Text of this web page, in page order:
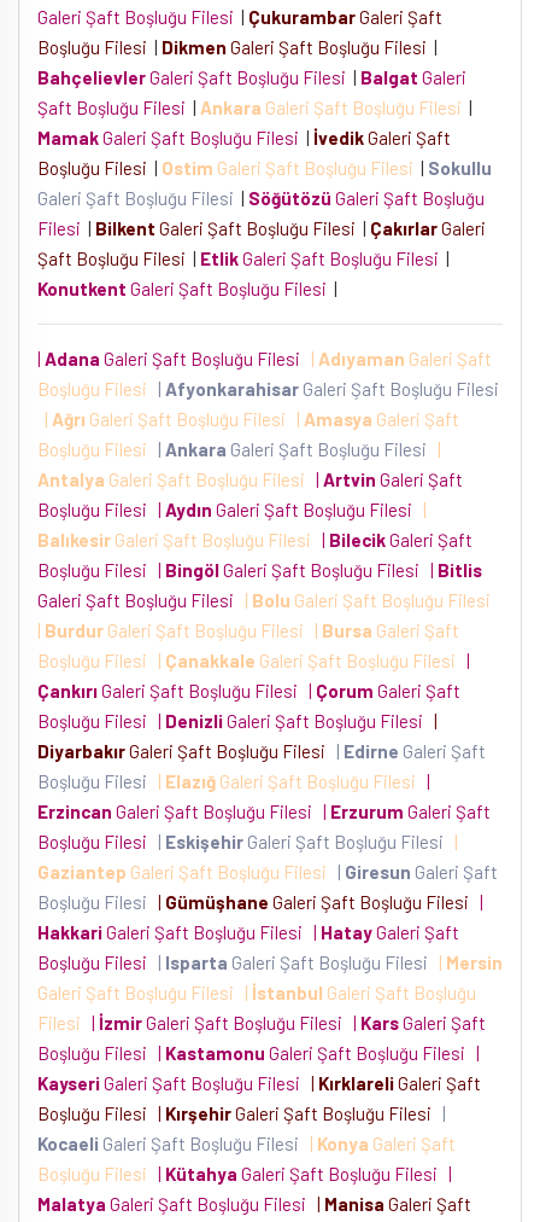
Galeri Şaft Boşluğu Filesi | ÇukurambarGaleri Şaft
Boşluğu Filesi | Dikmen Galeri Şaft Boşluğu Filesi |
BahçelievlerGaleri Şaft Boşluğu Filesi | Balgat Galeri
Şaft Boşluğu Filesi | Ankara Galeri Şaft Boşluğu Filesi |
MamakGaleri Şaft Boşluğu Filesi | İvedikGaleri Şaft
Boşluğu Filesi | Ostim Galeri Şaft Boşluğu Filesi | Sokullu
Galeri Şaft Boşluğu Filesi | Söğütözü Galeri Şaft Boşluğu
Filesi | Bilkent Galeri Şaft Boşluğu Filesi | ÇakırlarGaleri
Şaft Boşluğu Filesi | EtlikGaleri Şaft Boşluğu Filesi |
Konutkent Galeri Şaft Boşluğu Filesi |
| Adana Galeri Şaft Boşluğu Filesi | Adıyaman Galeri Şaft
Boşluğu Filesi
| Afyonkarahisar Galeri Şaft Boşluğu Filesi
| Ağrı Galeri Şaft Boşluğu Filesi | Amasya Galeri Şaft
Boşluğu Filesi
| Ankara Galeri Şaft Boşluğu Filesi
|
Antalya Galeri Şaft Boşluğu Filesi | Artvin Galeri Şaft
Boşluğu Filesi | Aydın Galeri Şaft Boşluğu Filesi
|
Balıkesir Galeri Şaft Boşluğu Filesi | BilecikGaleri Şaft
Boşluğu Filesi | BingölGaleri Şaft Boşluğu Filesi | Bitlis
Galeri Şaft Boşluğu Filesi
| Bolu Galeri Şaft Boşluğu Filesi
| Burdur Galeri Şaft Boşluğu Filesi | Bursa Galeri Şaft
Boşluğu Filesi
| Çanakkale Galeri Şaft Boşluğu Filesi |
ÇankırıGaleri Şaft Boşluğu Filesi | Çorum Galeri Şaft
Boşluğu Filesi | DenizliGaleri Şaft Boşluğu Filesi |
DiyarbakırGaleri Şaft Boşluğu Filesi | Edirne Galeri Şaft
Boşluğu Filesi
| Elazığ Galeri Şaft Boşluğu Filesi |
Erzincan Galeri Şaft Boşluğu Filesi | Erzurum Galeri Şaft
Boşluğu Filesi
| Eskişehir Galeri Şaft Boşluğu Filesi
|
Gaziantep Galeri Şaft Boşluğu Filesi | Giresun Galeri Şaft
Boşluğu Filesi | Gümüşhane Galeri Şaft Boşluğu Filesi |
HakkariGaleri Şaft Boşluğu Filesi | HatayGaleri Şaft
Boşluğu Filesi
| Isparta Galeri Şaft Boşluğu Filesi | Mersin
Galeri Şaft Boşluğu Filesi
| İstanbul Galeri Şaft Boşluğu
Filesi | İzmirGaleri Şaft Boşluğu Filesi | KarsGaleri Şaft
Boşluğu Filesi | Kastamonu Galeri Şaft Boşluğu Filesi |
KayseriGaleri Şaft Boşluğu Filesi | KırklareliGaleri Şaft
Boşluğu Filesi | KırşehirGaleri Şaft Boşluğu Filesi
|
Kocaeli Galeri Şaft Boşluğu Filesi | Konya Galeri Şaft
Boşluğu Filesi | Kütahya Galeri Şaft Boşluğu Filesi |
Malatya Galeri Şaft Boşluğu Filesi | Manisa Galeri Şaft